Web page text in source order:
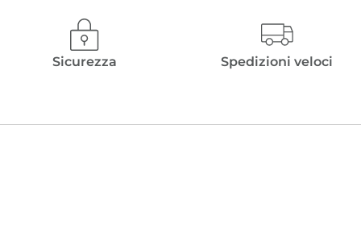
Sicurezza Spedizioni veloci